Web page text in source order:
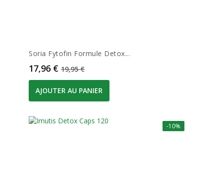
Soria Fytofin Formule Detox...
Prix
17,96 € Prix de base
19,95 €
AJOUTER AU PANIER
-10%